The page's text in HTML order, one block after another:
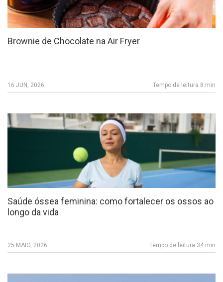
Brownie de Chocolate na Air Fryer
16 JUN, 2026 Tempo de leitura 8 min
Saúde óssea feminina: como fortalecer os ossos ao
longo da vida
25 MAIO, 2026 Tempo de leitura 34 min